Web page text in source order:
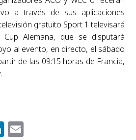
a través de sus aplicaciones
gratuito Sport 1 televisará
Alemana, que se disputará
al evento, en directo, el sábado
de las 09:15 horas de Francia,
LinkedIn
Email